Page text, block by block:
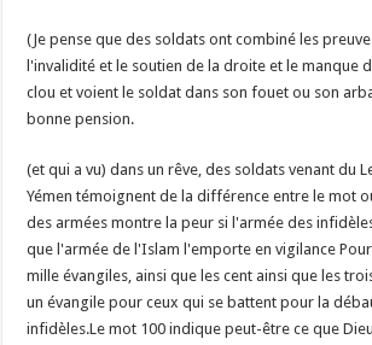
(Je pense que des soldats ont combiné les
l'invalidité et le soutien de la droite et le manque
clou et voient le soldat dans son fouet ou son
bonne pension.
(et qui a vu) dans un rêve, des soldats venant du
Yémen témoignent de la différence entre le mot
des armées montre la peur si l'armée des
que l'armée de l'Islam l'emporte en vigilance
mille évangiles, ainsi que les cent ainsi que les
un évangile pour ceux qui se battent pour la
infidèles.Le mot 100 indique peut-être ce que